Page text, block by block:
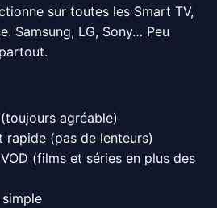
sur toutes les Smart TV,
Samsung, LG, Sony… Peu
agréable)
rapide (pas de lenteurs)
(films et séries en plus des
simple